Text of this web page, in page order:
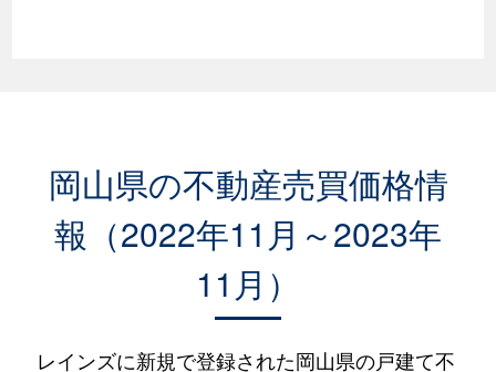
岡山県の不動産売買価格情
報（2022年11月～2023年
11月）
レインズに新規で登録された岡山県の戸建て不